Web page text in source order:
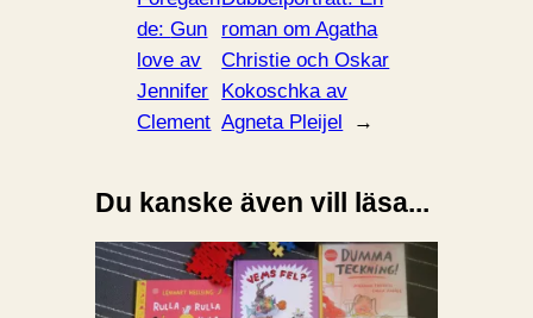
de:Gun
love av
Jennifer
Clement
roman om Agatha
Christie och Oskar
Kokoschka av
Agneta Pleijel
→
Du kanske även vill läsa...